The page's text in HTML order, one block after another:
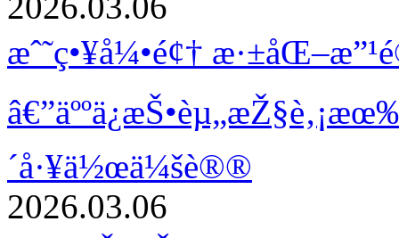
æˆ˜ç•¥å¼•é¢†
´å·¥ä½œä¼šè®®
2026.03.06